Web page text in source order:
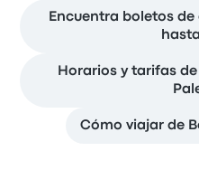
Encuentra boletos
Horarios y tarifas
Cómo viajar de